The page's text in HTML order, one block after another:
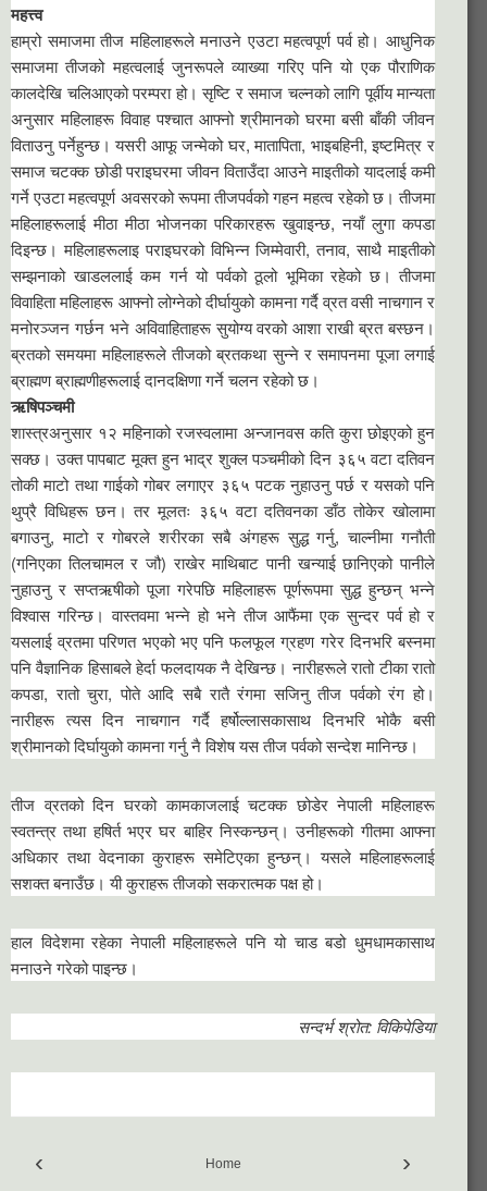
महत्त्व
हाम्रो समाजमा तीज महिलाहरूले मनाउने एउटा महत्वपूर्ण पर्व हो। आधुनिक
समाजमा तीजको महत्वलाई जुनरूपले व्याख्या गरिए पनि यो एक पौराणिक
कालदेखि चलिआएको परम्परा हो। सृष्टि र समाज चल्नको लागि पूर्वीय मान्यता
अनुसार महिलाहरू विवाह पश्चात आफ्नो श्रीमानको घरमा बसी बाँकी जीवन
विताउनु पर्नेहुन्छ। यसरी आफू जन्मेको घर, मातापिता, भाइबहिनी, इष्टमित्र र
समाज चटक्क छोडी पराइघरमा जीवन विताउँदा आउने माइतीको यादलाई कमी
गर्ने एउटा महत्वपूर्ण अवसरको रूपमा तीजपर्वको गहन महत्व रहेको छ। तीजमा
महिलाहरूलाई मीठा मीठा भोजनका परिकारहरू खुवाइन्छ, नयाँ लुगा कपडा
दिइन्छ। महिलाहरूलाइ पराइघरको विभिन्न जिम्मेवारी, तनाव, साथै माइतीको
सम्झनाको खाडललाई कम गर्न यो पर्वको ठूलो भूमिका रहेको छ। तीजमा
विवाहिता महिलाहरू आफ्नो लोग्नेको दीर्घायुको कामना गर्दै व्रत वसी नाचगान र
मनोरञ्जन गर्छन भने अविवाहिताहरू सुयोग्य वरको आशा राखी ब्रत बस्छन।
ब्रतको समयमा महिलाहरूले तीजको ब्रतकथा सुन्ने र समापनमा पूजा लगाई
ब्राह्मण ब्राह्मणीहरूलाई दानदक्षिणा गर्ने चलन रहेको छ।
ऋषिपञ्चमी
शास्त्रअनुसार १२ महिनाको रजस्वलामा अन्जानवस कति कुरा छोइएको हुन
सक्छ। उक्त पापबाट मूक्त हुन भाद्र शुक्ल पञ्चमीको दिन ३६५ वटा दतिवन
तोकी माटो तथा गाईको गोबर लगाएर ३६५ पटक नुहाउनु पर्छ र यसको पनि
थुप्रै विधिहरू छन। तर मूलतः ३६५ वटा दतिवनका डाँठ तोकेर खोलामा
बगाउनु, माटो र गोबरले शरीरका सबै अंगहरू सुद्ध गर्नु, चाल्नीमा गनौती
(गनिएका तिलचामल र जौ) राखेर माथिबाट पानी खन्याई छानिएको पानीले
नुहाउनु र सप्तऋषीको पूजा गरेपछि महिलाहरू पूर्णरूपमा सुद्ध हुन्छन् भन्ने
विश्वास गरिन्छ। वास्तवमा भन्ने हो भने तीज आफैंमा एक सुन्दर पर्व हो र
यसलाई व्रतमा परिणत भएको भए पनि फलफूल ग्रहण गरेर दिनभरि बस्नमा
पनि वैज्ञानिक हिसाबले हेर्दा फलदायक नै देखिन्छ। नारीहरूले रातो टीका रातो
कपडा, रातो चुरा, पोते आदि सबै रातै रंगमा सजिनु तीज पर्वको रंग हो।
नारीहरू त्यस दिन नाचगान गर्दै हर्षोल्लासकासाथ दिनभरि भोकै बसी
श्रीमानको दिर्घायुको कामना गर्नु नै विशेष यस तीज पर्वको सन्देश मानिन्छ।
तीज व्रतको दिन घरको कामकाजलाई चटक्क छोडेर नेपाली महिलाहरू
स्वतन्त्र तथा हषिर्त भएर घर बाहिर निस्कन्छन्। उनीहरूको गीतमा आफ्ना
अधिकार तथा वेदनाका कुराहरू समेटिएका हुन्छन्। यसले महिलाहरूलाई
सशक्त बनाउँछ। यी कुराहरू तीजको सकरात्मक पक्ष हो।
हाल विदेशमा रहेका नेपाली महिलाहरूले पनि यो चाड बडो धुमधामकासाथ
मनाउने गरेको पाइन्छ।
सन्दर्भ श्रोत: विकिपेडिया
‹ ›
Home